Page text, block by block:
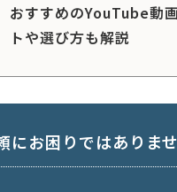
おすすめのYouTube動
トや選び方も解説
にお困りではありま